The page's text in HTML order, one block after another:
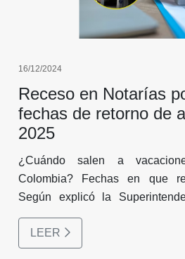
16/12/2024
Receso en Notarías
fechas de retorno de
2025
¿Cuándo salen a
Colombia? Fechas en que
Según explicó la
Registro, las notarías en el país
sin embargo,
recientemente una Circular con
LEER